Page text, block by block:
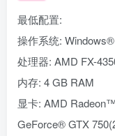
最低配置:
操作系统:
处理器: AMD FX-
内存: 4 GB RAM
显卡: AMD
GeForce® GTX